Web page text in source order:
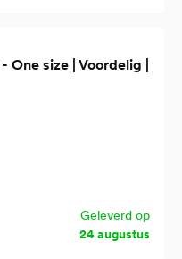
size | Voordelig |
Geleverd op
24 augustus